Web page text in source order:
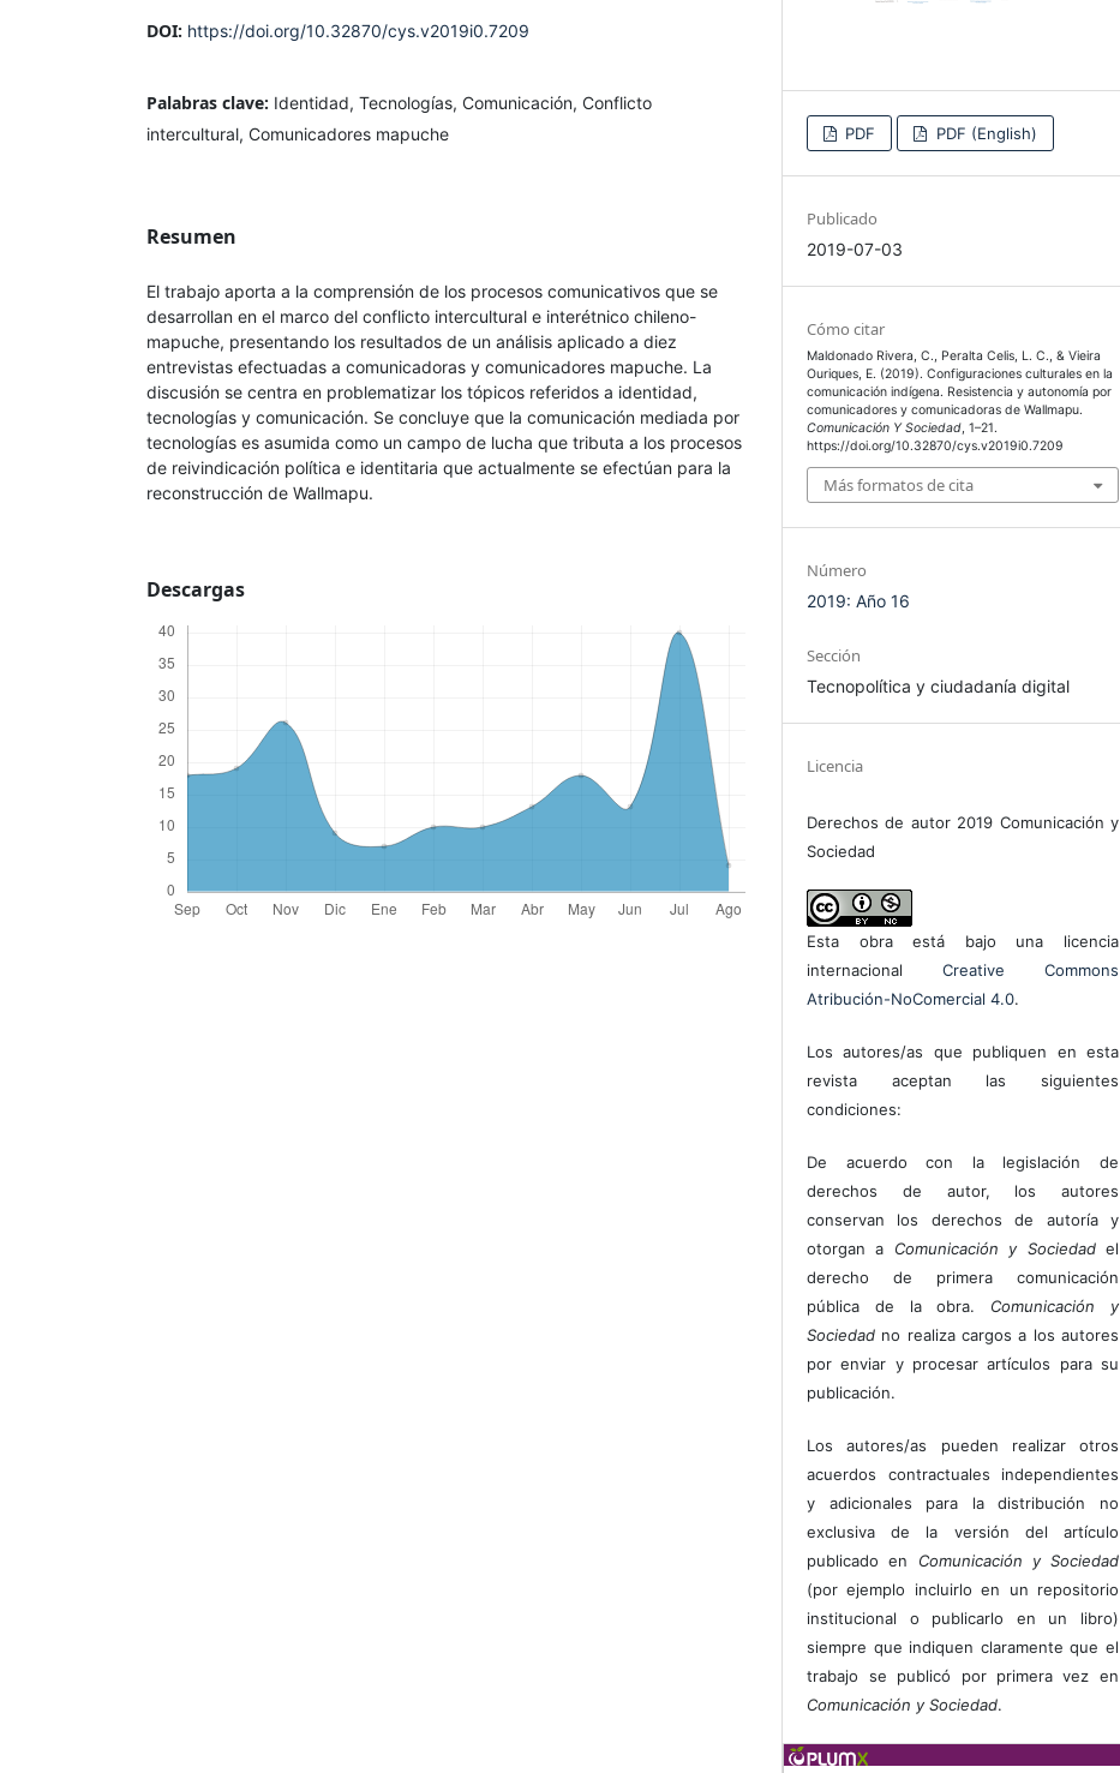
DOI: https://doi.org/10.32870/cys.v2019i0.7209
Palabras clave: Identidad, Tecnologías, Comunicación, Conflicto
intercultural, Comunicadores mapuche
Resumen
El trabajo aporta a la comprensión de los procesos comunicativos que se
desarrollan en el marco del conflicto intercultural e interétnico chileno-
mapuche, presentando los resultados de un análisis aplicado a diez
entrevistas efectuadas a comunicadoras y comunicadores mapuche. La
discusión se centra en problematizar los tópicos referidos a identidad,
tecnologías y comunicación. Se concluye que la comunicación mediada por
tecnologías es asumida como un campo de lucha que tributa a los procesos
de reivindicación política e identitaria que actualmente se efectúan para la
reconstrucción de Wallmapu.
Descargas
PDF PDF (English)
Publicado
2019-07-03
Cómo citar
Maldonado Rivera, C., Peralta Celis, L. C., & Vieira
Ouriques, E. (2019). Configuraciones culturales en la
comunicación indígena. Resistencia y autonomía por
comunicadores y comunicadoras de Wallmapu.
Comunicación Y Sociedad, 1–21.
https://doi.org/10.32870/cys.v2019i0.7209
Más formatos de cita
Número
2019: Año 16
Sección
Tecnopolítica y ciudadanía digital
Licencia
Derechos de autor 2019 Comunicación y
Sociedad
Esta obra está bajo una licencia
internacional Creative Commons
Atribución-NoComercial 4.0.
Los autores/as que publiquen en esta
revista aceptan las siguientes
condiciones:
De acuerdo con la legislación de
derechos de autor, los autores
conservan los derechos de autoría y
otorgan a Comunicación y Sociedadel
derecho de primera comunicación
pública de la obra. Comunicación y
Sociedad no realiza cargos a los autores
por enviar y procesar artículos para su
publicación.
Los autores/as pueden realizar otros
acuerdos contractuales independientes
y adicionales para la distribución no
exclusiva de la versión del artículo
publicado en Comunicación y Sociedad
(por ejemplo incluirlo en un repositorio
institucional o publicarlo en un libro)
siempre que indiquen claramente que el
trabajo se publicó por primera vez en
Comunicación y Sociedad.